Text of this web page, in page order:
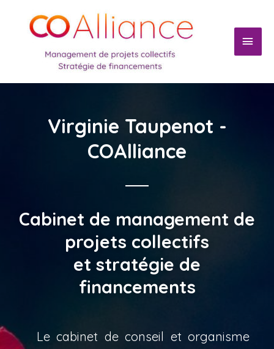
Virginie Taupenot -
COAlliance
Cabinet de management de
projets collectifs
et stratégie de
financements
Le cabinet de conseil et organisme